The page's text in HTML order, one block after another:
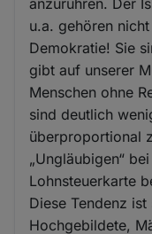
anzurühren. Der
u.a. gehören
Demokratie! Sie
gibt auf unserer
Menschen ohne
sind deutlich
überproportional
„Ungläubigen“
Lohnsteuerkarte
Diese Tendenz
Hochgebildete,